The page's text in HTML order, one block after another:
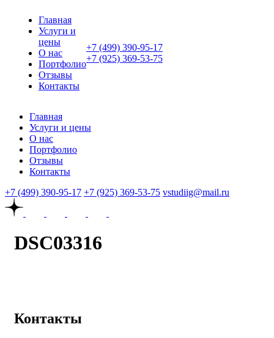
Главная
Услуги и
цены
О нас
Портфолио
Отзывы
Контакты
+7 (499) 390-95-17
+7 (925) 369-53-75
Главная
Услуги и цены
О нас
Портфолио
Отзывы
Контакты
+7 (499) 390-95-17 +7 (925) 369-53-75 vstudiig@mail.ru
DSC03316
Контакты